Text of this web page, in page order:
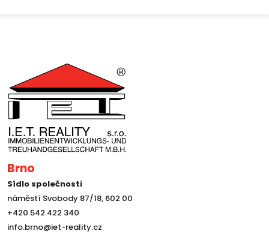
Brno
Sídlo společnosti
náměstí Svobody 87/18, 602 00
+420 542 422 340
info.brno@iet-reality.cz